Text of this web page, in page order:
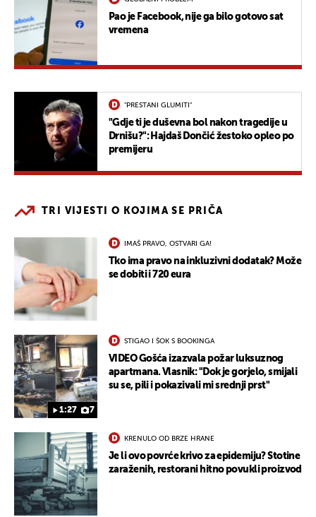
Pao je Facebook, nije ga bilo gotovo sat
vremena
"PRESTANI GLUMITI"
"Gdje ti je duševna bol nakon tragedije u
Drnišu?": Hajdaš Dončić žestoko opleo po
premijeru
TRI VIJESTI O KOJIMA SE PRIČA
IMAŠ PRAVO, OSTVARI GA!
Tko ima pravo na inkluzivni dodatak? Može
se dobiti i 720 eura
1:27 7
STIGAO I ŠOK S BOOKINGA
VIDEO Gošća izazvala požar luksuznog
apartmana. Vlasnik: "Dok je gorjelo, smijali
su se, pili i pokazivali mi srednji prst"
KRENULO OD BRZE HRANE
Je li ovo povrće krivo za epidemiju? Stotine
zaraženih, restorani hitno povukli proizvod